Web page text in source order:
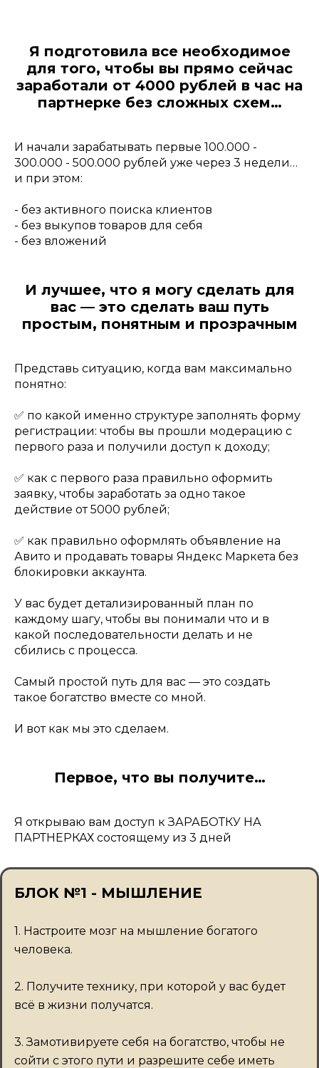
Я подготовила все необходимое
для того, чтобы вы прямо сейчас
заработали от 4000 рублей в час на
партнерке без сложных схем…
И начали зарабатывать первые 100.000 -
300.000 - 500.000 рублей уже через 3 недели…
и при этом:
- без активного поиска клиентов
- без выкупов товаров для себя
- без вложений
И лучшее, что я могу сделать для
вас — это сделать ваш путь
простым, понятным и прозрачным
Представь ситуацию, когда вам максимально
понятно:
✅ по какой именно структуре заполнять форму
регистрации: чтобы вы прошли модерацию с
первого раза и получили доступ к доходу;
✅ как с первого раза правильно оформить
заявку, чтобы заработать за одно такое
действие от 5000 рублей;
✅ как правильно оформлять объявление на
Авито и продавать товары Яндекс Маркета без
блокировки аккаунта.
У вас будет детализированный план по
каждому шагу, чтобы вы понимали что и в
какой последовательности делать и не
сбились с процесса.
Самый простой путь для вас — это создать
такое богатство вместе со мной.
И вот как мы это сделаем.
Первое, что вы получите…
Я открываю вам доступ к ЗАРАБОТКУ НА
ПАРТНЕРКАХ состоящему из 3 дней
БЛОК №1 - МЫШЛЕНИЕ
1. Настроите мозг на мышление богатого
человека.
2. Получите технику, при которой у вас будет
всё в жизни получатся.
3. Замотивируете себя на богатство, чтобы не
сойти с этого пути и разрешите себе иметь